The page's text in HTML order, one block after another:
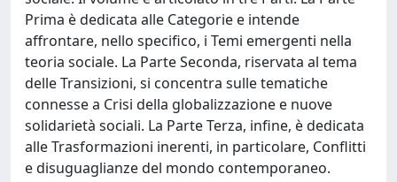
Prima è dedicata alle Categorie e intende
affrontare, nello specifico, i Temi emergenti nella
teoria sociale. La Parte Seconda, riservata al tema
delle Transizioni, si concentra sulle tematiche
connesse a Crisi della globalizzazione e nuove
solidarietà sociali. La Parte Terza, infine, è dedicata
alle Trasformazioni inerenti, in particolare, Conflitti
e disuguaglianze del mondo contemporaneo.